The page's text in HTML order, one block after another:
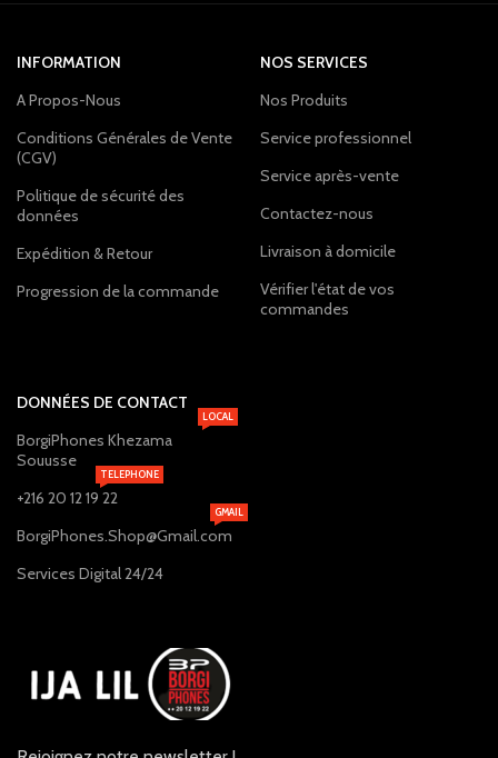
INFORMATION
A Propos-Nous
Conditions Générales de Vente
(CGV)
Politique de sécurité des
données
Expédition & Retour
Progression de la commande
NOS SERVICES
Nos Produits
Service professionnel
Service après-vente
Contactez-nous
Livraison à domicile
Vérifier l'état de vos
commandes
DONNÉES DE CONTACT
BorgiPhones Khezama
Souusse
LOCAL
+216 20 12 19 22
TELEPHONE
BorgiPhones.Shop@Gmail.com
GMAIL
Services Digital 24/24